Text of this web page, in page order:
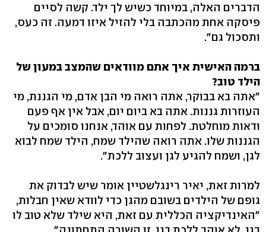
הדברים האלה, במיוחד כשיש לך ילד. קשה לסיים
פיסקה אחת מהכתבה בלי להזיל איזו דמעה. זה כעס,
ותסכול גם".
ברמה האישית איך אתם מוודאים שהמצב במעון של
הילד טוב?
"אתה בא בבוקר, אתה רואה מי הבן אדם, מי הגננת, מי
העוזרות גננות. אתה בא ביום יום, אבל אין אף פעם
ודאות מוחלטת. לפחות עם אוהד, אנחנו סומכים על
הגננות שלו. אתה רואה שהילד שמח, הילד שמח לבוא
לגן, ושמח להגיע לגן ועצוב ללכת".
למרות זאת, יאיר רינגלשטיין אומר שיש לבדוק את
גופם של הילדים בשובם מהגן כדי לוודא שאין חבלות,
"האינדיקציה הכללית עם זאת, היא שילד שלא טוב לו